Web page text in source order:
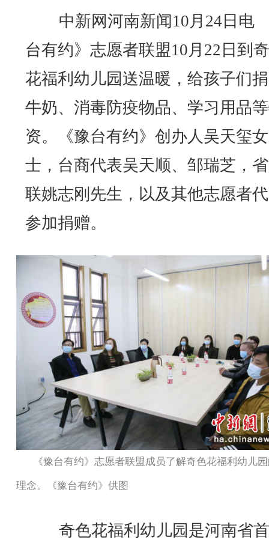
中新网河南新闻10月24日电
台有约》志愿者联盟10月22日到
花福利幼儿园送温暖，给孩子们
牛奶、消毒防疫物品、学习用品
资。《豫台有约》创办人吴天玺女
士，台商代表吴天顺、邹瑞芝，
联姚志刚先生，以及其他志愿者
参加捐赠。
《豫台有约》志愿者联盟成员了解奇色花福利幼儿
理念。《豫台有约》供图
奇色花福利幼儿园是河南省